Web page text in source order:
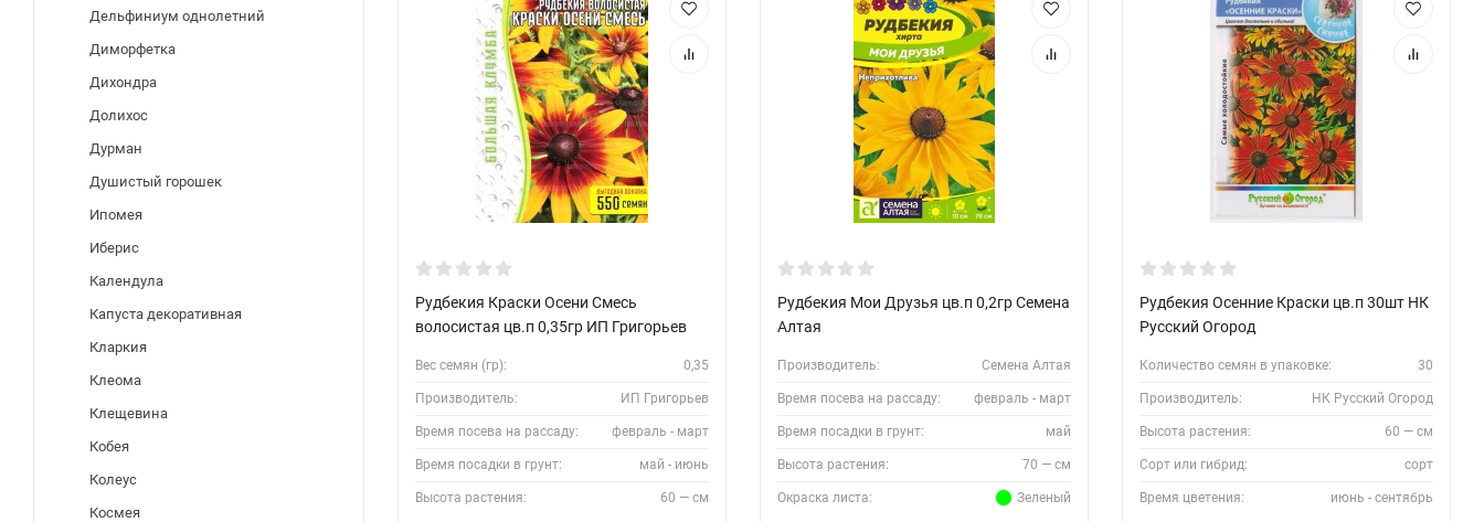
Дельфиниум однолетний
Диморфетка
Дихондра
Долихос
Дурман
Душистый горошек
Ипомея
Иберис
Календула
Капуста декоративная
Кларкия
Клеома
Клещевина
Кобея
Колеус
Космея
Рудбекия Краски Осени Смесь
волосистая цв.п 0,35гр ИП Григорьев
Вес семян (гр): 0,35
Производитель: ИП Григорьев
Время посева на рассаду: февраль - март
Время посадки в грунт: май - июнь
Высота растения: 60 — см
Рудбекия Мои Друзья цв.п 0,2гр Семена
Алтая
Производитель: Семена Алтая
Время посева на рассаду: февраль - март
Время посадки в грунт: май
Высота растения: 70 — см
Окраска листа: Зеленый
Рудбекия Осенние Краски цв.п 30шт НК
Русский Огород
Количество семян в упаковке: 30
Производитель: НК Русский Огород
Высота растения: 60 — см
Сорт или гибрид: сорт
Время цветения: июнь - сентябрь